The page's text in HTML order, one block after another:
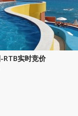
RTB实时竞价